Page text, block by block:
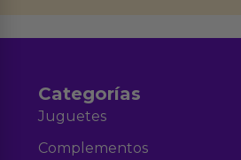
Categorías
Juguetes
Complementos